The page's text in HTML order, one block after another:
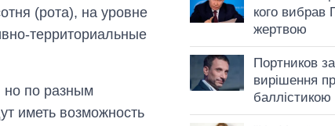
(рота), на уровне
территориальные
но по разным
иметь возможность